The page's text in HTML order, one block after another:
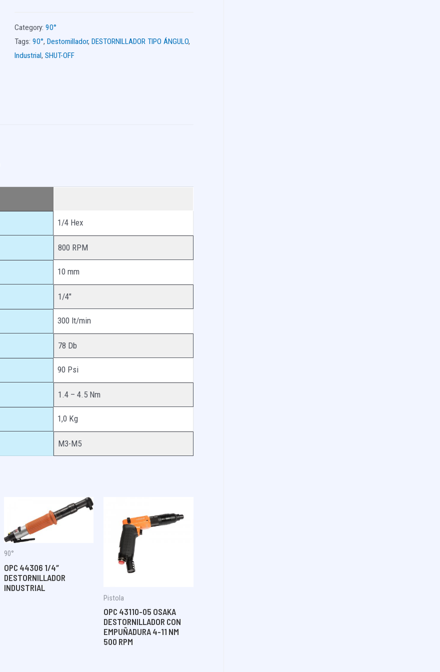
Category: 90°
Tags: 90°, Destornillador, DESTORNILLADOR TIPO ÁNGULO,
Industrial, SHUT-OFF
1/4 Hex
800 RPM
10 mm
1/4″
300 lt/min
78 Db
90 Psi
1.4 – 4.5 Nm
1,0 Kg
M3-M5
90°
OPC 44306 1/4″
DESTORNILLADOR
INDUSTRIAL
Pistola
OPC 43110-05 OSAKA
DESTORNILLADOR CON
EMPUÑADURA 4-11 NM
500 RPM